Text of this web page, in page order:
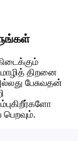
திறனை
பேசுவதன்